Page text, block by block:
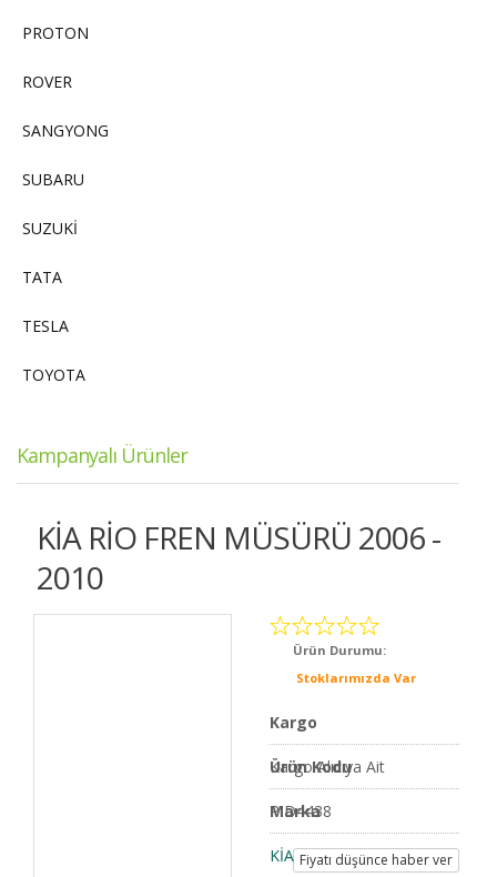
PROTON
ROVER
SANGYONG
SUBARU
SUZUKİ
TATA
TESLA
TOYOTA
Kampanyalı Ürünler
KİA RİO FREN MÜSÜRÜ 2006 -
2010
Ürün Durumu:
Stoklarımızda Var
Kargo
Kargo Alıcıya Ait
Ürün Kodu
PID4438
Marka
KİA Fiyatı düşünce haber ver